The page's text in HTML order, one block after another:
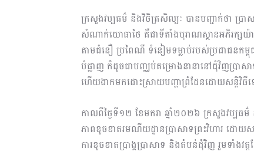
ក្រសួងវប្បធម៌ និងវិចិត្រសិល្បៈ បានបញ្ជាក់ថា ប្រ
សំណាក់យោធាថៃ គឺជាទីតាំងបុរាណស្ថានអភិរក្សយ៉ាង
តាមជំនឿ ប្រពៃណី ទំនៀមទម្លាប់របស់ប្រជាជនកម្
បំផ្លាញ ក៏ដូចជាបញ្ឈប់គម្រោងនានានៅជុំវិញប្រាសា
ហើយងាកមកដោះស្រាយបញ្ហាព្រំដែនដោយសន្តិវិ
កាលពីថ្ងៃទី១២ ខែមករា ឆ្នាំ២០២៦ ក្រសួងវប្បធ
ភាពខូចខាតរមណីយដ្ឋានប្រាសាទព្រះវិហារ ដោយស
ការខូចខាតប្រាង្គប្រាសាទ និងតំបន់ជុំវិញ រួមទាំងវត្តក